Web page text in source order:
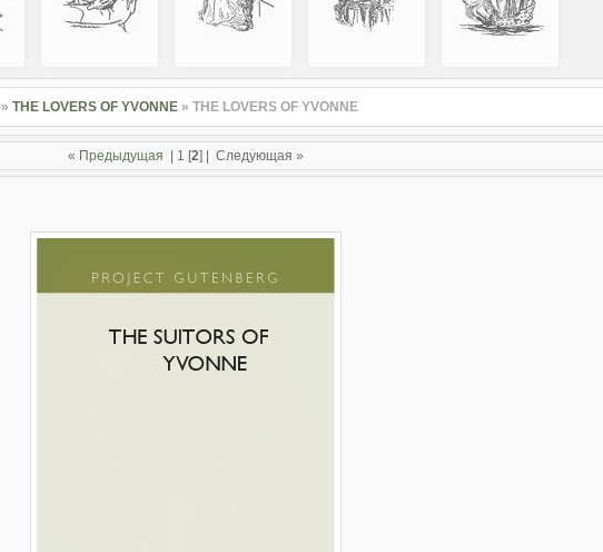
» THE LOVERS OF YVONNE » THE LOVERS OF YVONNE
« Предыдущая 1 [2] | Следующая »